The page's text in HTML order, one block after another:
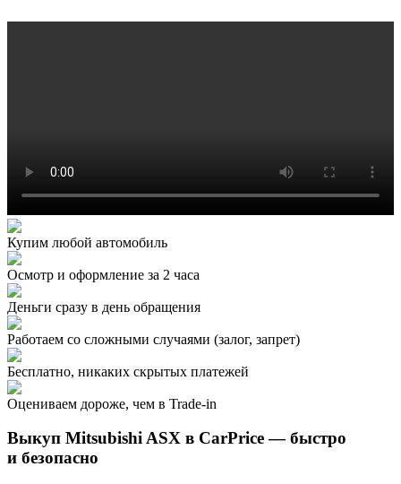
Купим любой автомобиль
Осмотр и оформление за 2 часа
Деньги сразу в день обращения
Работаем со сложными случаями (залог, запрет)
Бесплатно, никаких скрытых платежей
Оцениваем дороже, чем в Trade‑in
Выкуп Mitsubishi ASX в CarPrice — быстро
и безопасно